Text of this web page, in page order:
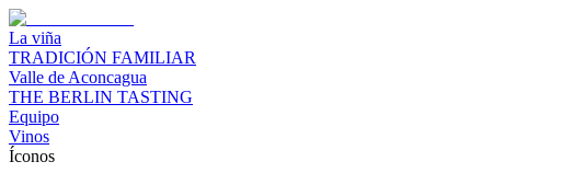
La viña
TRADICIÓN FAMILIAR
Valle de Aconcagua
THE BERLIN TASTING
Equipo
Vinos
Íconos